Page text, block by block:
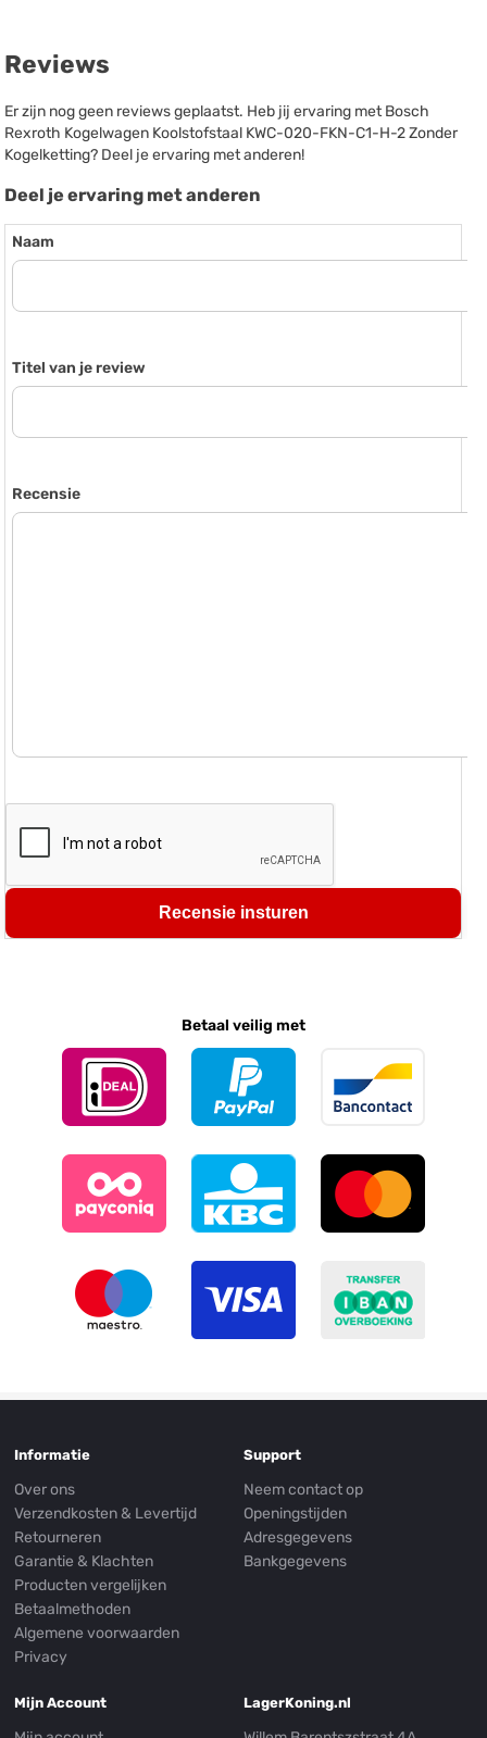
Reviews
Er zijn nog geen reviews geplaatst. Heb jij ervaring met Bosch
Rexroth Kogelwagen Koolstofstaal KWC-020-FKN-C1-H-2 Zonder
Kogelketting? Deel je ervaring met anderen!
Deel je ervaring met anderen
Naam
Titel van je review
Recensie
Recensie insturen
Betaal veilig met
Informatie
Over ons
Verzendkosten & Levertijd
Retourneren
Garantie & Klachten
Producten vergelijken
Betaalmethoden
Algemene voorwaarden
Privacy
Support
Neem contact op
Openingstijden
Adresgegevens
Bankgegevens
Mijn Account LagerKoning.nl